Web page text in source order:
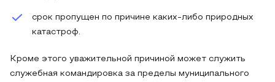
срок пропущен по причине каких-либо природных
катастроф.
Кроме этого уважительной причиной может служить
служебная командировка за пределы муниципального